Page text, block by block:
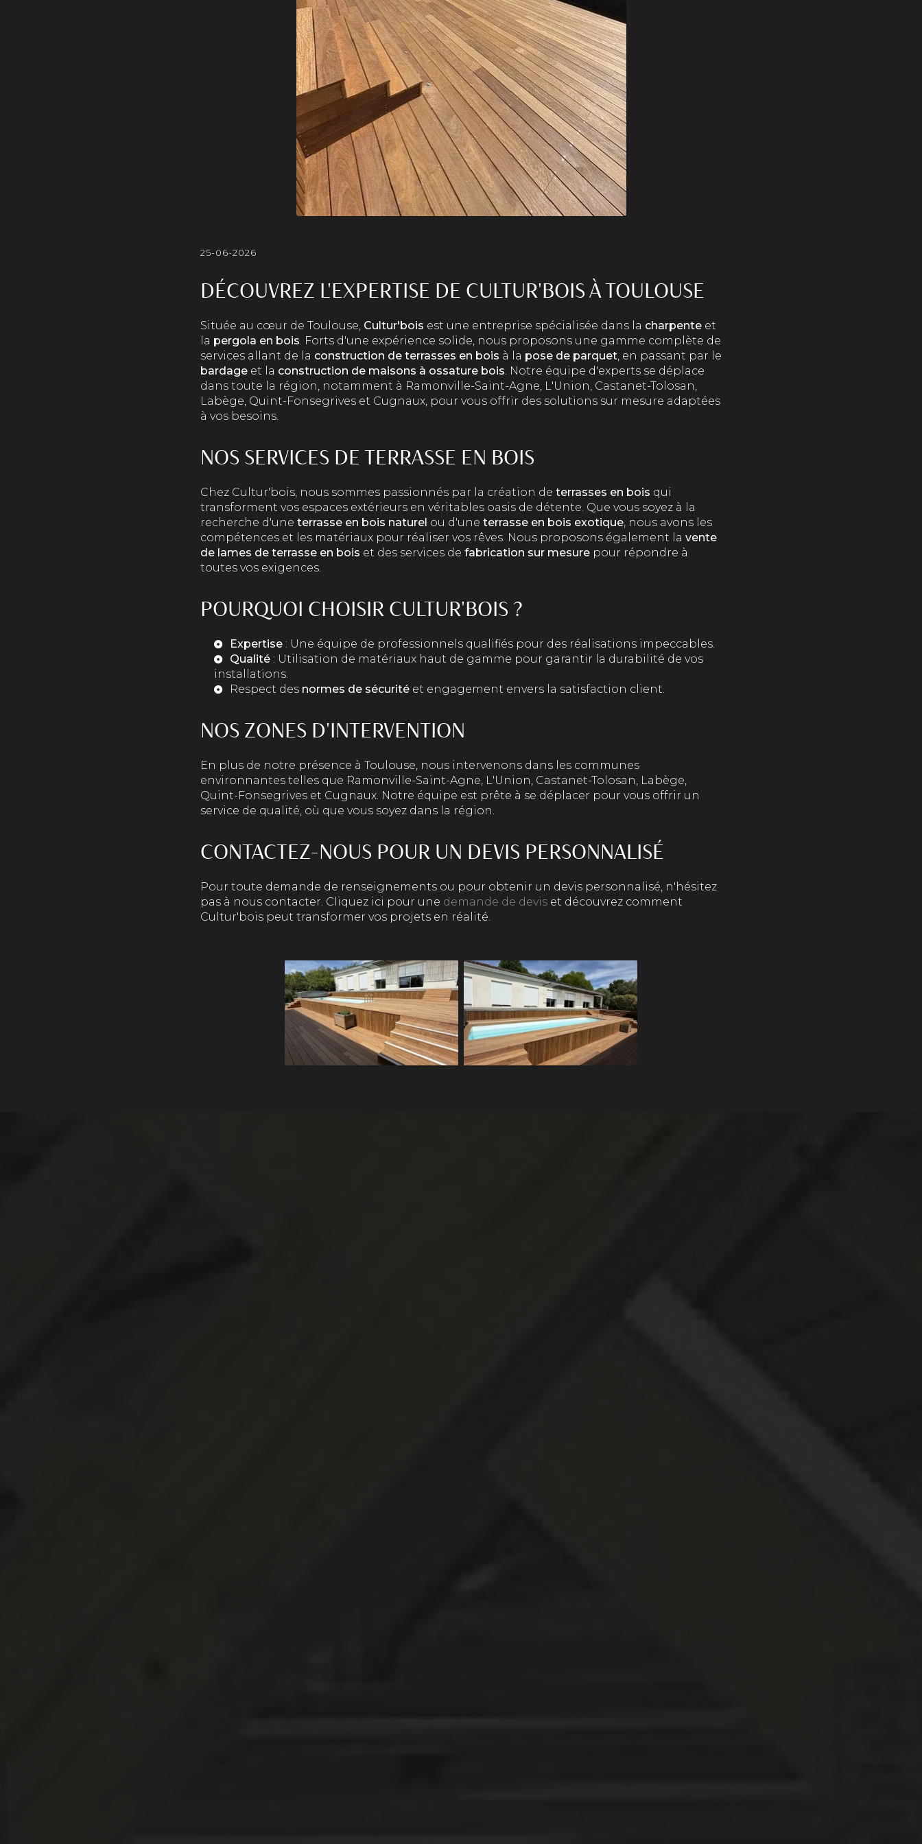
25-06-2026
DÉCOUVREZ L'EXPERTISE DE CULTUR'BOIS À TOULOUSE
Située au cœur de Toulouse, Cultur'bois est une entreprise spécialisée dans la charpente et
la pergola en bois. Forts d'une expérience solide, nous proposons une gamme complète de
services allant de la construction de terrasses en bois à la pose de parquet, en passant par le
bardage et la construction de maisons à ossature bois. Notre équipe d'experts se déplace
dans toute la région, notamment à Ramonville-Saint-Agne, L'Union, Castanet-Tolosan,
Labège, Quint-Fonsegrives et Cugnaux, pour vous offrir des solutions sur mesure adaptées
à vos besoins.
NOS SERVICES DE TERRASSE EN BOIS
Chez Cultur'bois, nous sommes passionnés par la création de terrasses en bois qui
transforment vos espaces extérieurs en véritables oasis de détente. Que vous soyez à la
recherche d'une terrasse en bois naturel ou d'une terrasse en bois exotique, nous avons les
compétences et les matériaux pour réaliser vos rêves. Nous proposons également la vente
de lames de terrasse en bois et des services de fabrication sur mesure pour répondre à
toutes vos exigences.
POURQUOI CHOISIR CULTUR'BOIS ?
Expertise : Une équipe de professionnels qualifiés pour des réalisations impeccables.
Qualité : Utilisation de matériaux haut de gamme pour garantir la durabilité de vos
installations.
Respect des normes de sécurité et engagement envers la satisfaction client.
NOS ZONES D'INTERVENTION
En plus de notre présence à Toulouse, nous intervenons dans les communes
environnantes telles que Ramonville-Saint-Agne, L'Union, Castanet-Tolosan, Labège,
Quint-Fonsegrives et Cugnaux. Notre équipe est prête à se déplacer pour vous offrir un
service de qualité, où que vous soyez dans la région.
CONTACTEZ-NOUS POUR UN DEVIS PERSONNALISÉ
Pour toute demande de renseignements ou pour obtenir un devis personnalisé, n'hésitez
pas à nous contacter. Cliquez ici pour une demande de devis et découvrez comment
Cultur'bois peut transformer vos projets en réalité.